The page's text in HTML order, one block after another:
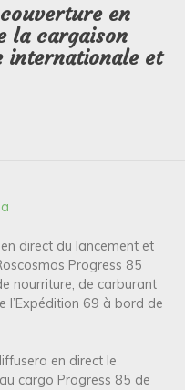
en
la cargaison
internationale et
direct du lancement et
Progress 85
nourriture, de carburant
l’Expédition 69 à bord de
en direct le
cargo Progress 85 de